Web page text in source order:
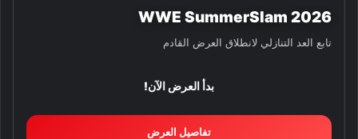
WWE SummerSlam 2026
تابع العد التنازلي لانطلاق العرض القادم
بدأ العرض الآن!
تفاصيل العرض